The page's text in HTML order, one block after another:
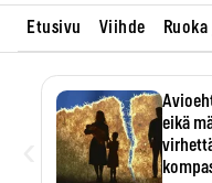
Etusivu Viihde
eikä